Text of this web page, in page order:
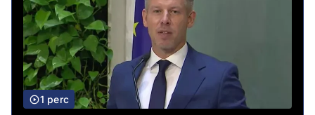
1 perc